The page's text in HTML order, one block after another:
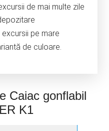
de mai multe zile
pe mare
de culoare.
Caiac gonflabil
K1